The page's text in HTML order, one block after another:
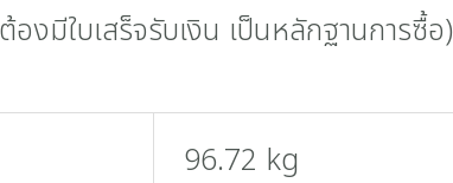
งมีใบเสร็จรับเงิน เป็นหลักฐานการซื้อ)
96.72 kg